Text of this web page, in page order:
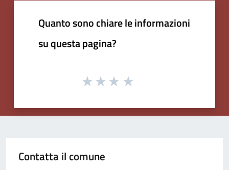
Quanto sono chiare le informazioni
su questa pagina?
Contatta il comune